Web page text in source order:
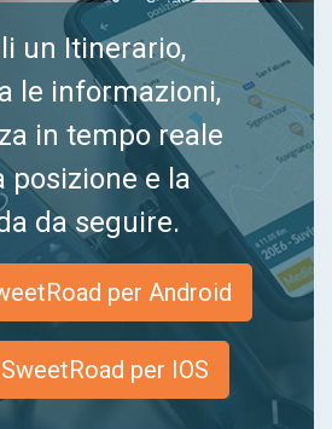
un Itinerario,
le informazioni,
in tempo reale
posizione e la
da seguire.
per Android
per IOS